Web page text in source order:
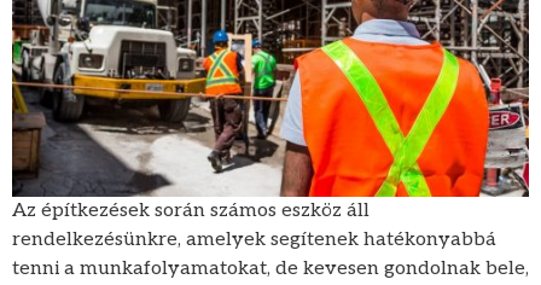
Az építkezések során számos eszköz áll
rendelkezésünkre, amelyek segítenek hatékonyabbá
tenni a munkafolyamatokat, de kevesen gondolnak bele,